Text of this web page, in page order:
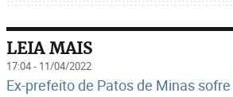
LEIA MAIS
17:04 - 11/04/2022
Ex-prefeito de Patos de Minas